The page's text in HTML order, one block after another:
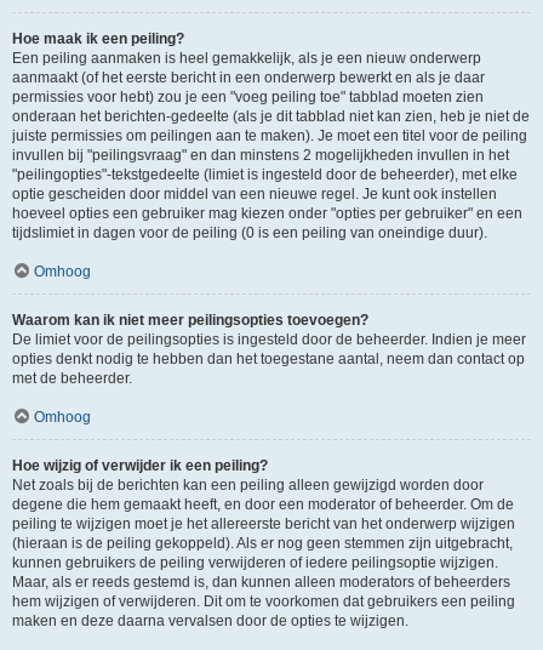
Hoe maak ik een peiling?
Een peiling aanmaken is heel gemakkelijk, als je een nieuw onderwerp
aanmaakt (of het eerste bericht in een onderwerp bewerkt en als je daar
permissies voor hebt) zou je een "voeg peiling toe" tabblad moeten zien
onderaan het berichten-gedeelte (als je dit tabblad niet kan zien, heb je niet de
juiste permissies om peilingen aan te maken). Je moet een titel voor de peiling
invullen bij "peilingsvraag" en dan minstens 2 mogelijkheden invullen in het
"peilingopties"-tekstgedeelte (limiet is ingesteld door de beheerder), met elke
optie gescheiden door middel van een nieuwe regel. Je kunt ook instellen
hoeveel opties een gebruiker mag kiezen onder "opties per gebruiker" en een
tijdslimiet in dagen voor de peiling (0 is een peiling van oneindige duur).
Omhoog
Waarom kan ik niet meer peilingsopties toevoegen?
De limiet voor de peilingsopties is ingesteld door de beheerder. Indien je meer
opties denkt nodig te hebben dan het toegestane aantal, neem dan contact op
met de beheerder.
Omhoog
Hoe wijzig of verwijder ik een peiling?
Net zoals bij de berichten kan een peiling alleen gewijzigd worden door
degene die hem gemaakt heeft, en door een moderator of beheerder. Om de
peiling te wijzigen moet je het allereerste bericht van het onderwerp wijzigen
(hieraan is de peiling gekoppeld). Als er nog geen stemmen zijn uitgebracht,
kunnen gebruikers de peiling verwijderen of iedere peilingsoptie wijzigen.
Maar, als er reeds gestemd is, dan kunnen alleen moderators of beheerders
hem wijzigen of verwijderen. Dit om te voorkomen dat gebruikers een peiling
maken en deze daarna vervalsen door de opties te wijzigen.